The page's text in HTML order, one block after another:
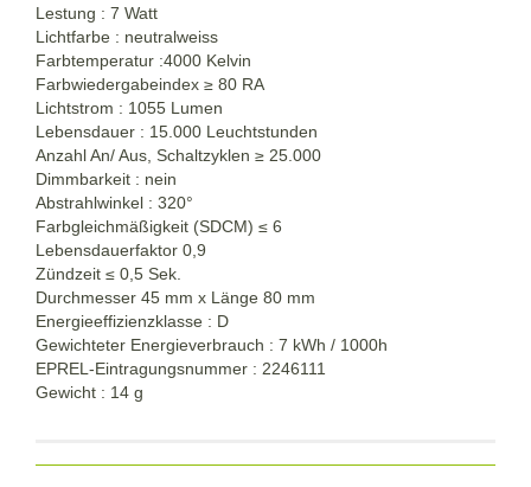
Lestung : 7 Watt
Lichtfarbe : neutralweiss
Farbtemperatur :4000 Kelvin
Farbwiedergabeindex ≥ 80 RA
Lichtstrom : 1055 Lumen
Lebensdauer : 15.000 Leuchtstunden
Anzahl An/ Aus, Schaltzyklen ≥ 25.000
Dimmbarkeit : nein
Abstrahlwinkel : 320°
Farbgleichmäßigkeit (SDCM) ≤ 6
Lebensdauerfaktor 0,9
Zündzeit ≤ 0,5 Sek.
Durchmesser 45 mm x Länge 80 mm
Energieeffizienzklasse : D
Gewichteter Energieverbrauch : 7 kWh / 1000h
EPREL-Eintragungsnummer : 2246111
Gewicht : 14 g